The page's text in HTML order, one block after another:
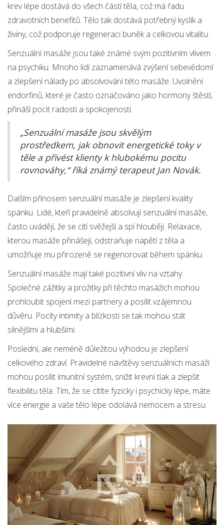
krev lépe dostává do všech částí těla, což má řadu
zdravotních benefitů. Tělo tak dostává potřebný kyslík a
živiny, což podporuje regeneraci buněk a celkovou vitalitu.
Senzuální masáže jsou také známé svým pozitivním vlivem
na psychiku. Mnoho lidí zaznamenává zvýšení sebevědomí
a zlepšení nálady po absolvování této masáže. Uvolnění
endorfinů, které je často označováno jako hormony štěstí,
přináší pocit radosti a spokojenosti.
„Senzuální masáže jsou skvělým
prostředkem, jak obnovit energetické toky v
těle a přivést klienty k hlubokému pocitu
rovnováhy,“ říká známý terapeut Jan Novák.
Dalším přínosem senzuální masáže je zlepšení kvality
spánku. Lidé, kteří pravidelně absolvují senzuální masáže,
často uvádějí, že se cítí svěžejší a spí hlouběji. Relaxace,
kterou masáže přinášejí, odstraňuje napětí z těla a
umožňuje mu přirozeně se regenorovat během spánku.
Senzuální masáže mají také pozitivní vliv na vztahy.
Společné zážitky a prožitky při těchto masážích mohou
prohloubit spojení mezi partnery a posílit vzájemnou
důvěru. Pocity intimity a blízkosti se tak mohou stát
silnějšími a hlubšími.
Poslední, ale neméně důležitou výhodou je zlepšení
celkového zdraví. Pravidelné návštěvy senzuálních masáží
mohou posílit imunitní systém, snížit krevní tlak a zlepšit
flexibilitu těla. Tím, že se cítíte fyzicky i psychicky lépe, máte
více energie a vaše tělo lépe odolává nemocem a stresu.